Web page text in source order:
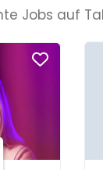
Jobs auf